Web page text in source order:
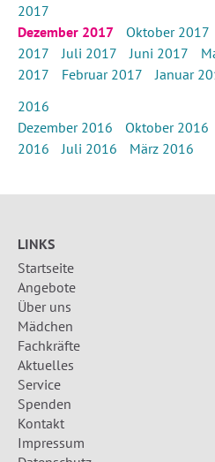
2017
Dezember 2017
Oktober 2017
2017
Juli 2017 Juni 2017
2017
Februar 2017
Januar
2016
Dezember 2016
Oktober 2016
2016
Juli 2016 März 2016
LINKS
Startseite
Angebote
Über uns
Mädchen
Fachkräfte
Aktuelles
Service
Spenden
Kontakt
Impressum